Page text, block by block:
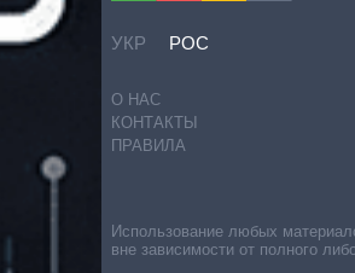
УКР РОС
О НАС
КОНТАКТЫ
ПРАВИЛА
Использование любых
вне зависимости от полного